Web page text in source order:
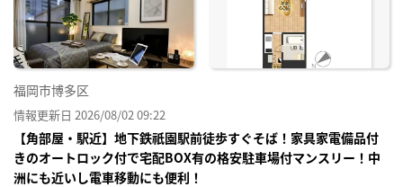
福岡市博多区
情報更新日 2026/08/02 09:22
【角部屋・駅近】地下鉄祇園駅前徒歩すぐそば！家具家電備品付
きのオートロック付で宅配BOX有の格安駐車場付マンスリー！中
洲にも近いし電車移動にも便利！